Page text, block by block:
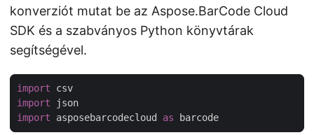
konverziót mutat be az Aspose.BarCode Cloud
SDK és a szabványos Python könyvtárak
segítségével.
import
import
import asposebarcodecloud as